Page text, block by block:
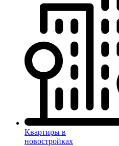
Квартиры в
новостройках